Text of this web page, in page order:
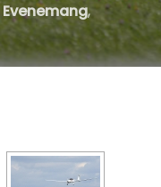
Evenemang,